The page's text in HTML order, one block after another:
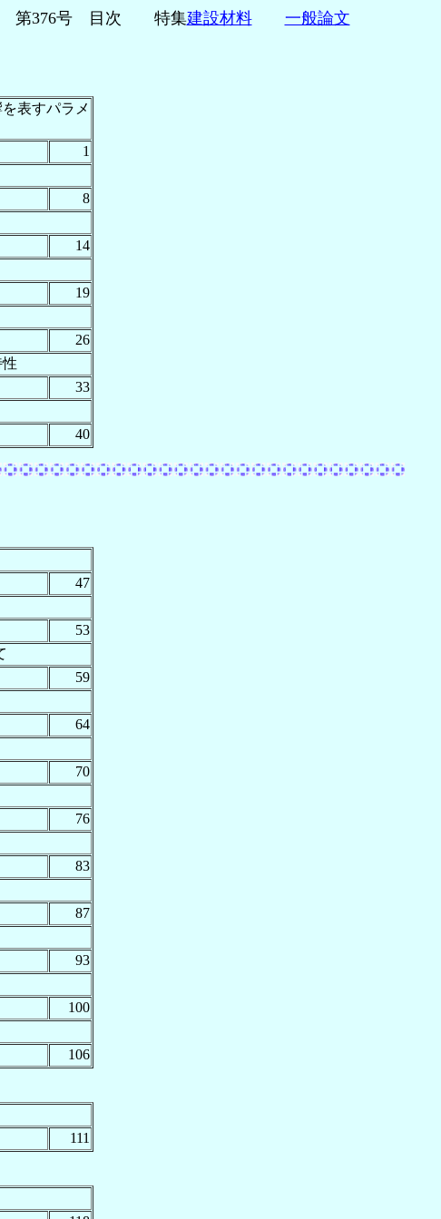
第376号 目次 特集建設材料 一般論文
表すパラメ
1
8
14
19
26
33
40
47
53
59
64
70
76
83
87
93
100
106
111